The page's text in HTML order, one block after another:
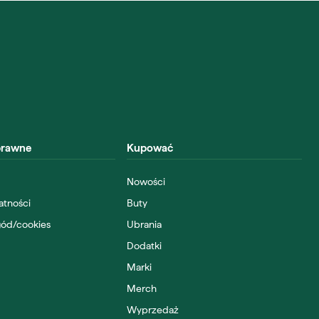
cookies
Kupować
Nowości
Buty
Ubrania
Dodatki
Marki
Merch
Wyprzedaż